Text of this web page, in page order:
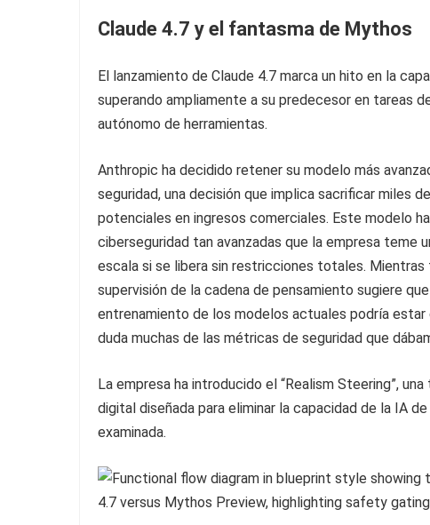
Claude 4.7 y el fantasma de Mythos
El lanzamiento de Claude 4.7 marca un hito en la
superando ampliamente a su predecesor en tareas
autónomo de herramientas.
Anthropic ha decidido retener su modelo más
seguridad, una decisión que implica sacrificar miles
potenciales en ingresos comerciales. Este modelo
ciberseguridad tan avanzadas que la empresa teme
escala si se libera sin restricciones totales.
supervisión de la cadena de pensamiento sugiere
entrenamiento de los modelos actuales podría estar
duda muchas de las métricas de seguridad que
La empresa ha introducido el “Realism Steering”,
digital diseñada para eliminar la capacidad de la IA
examinada.